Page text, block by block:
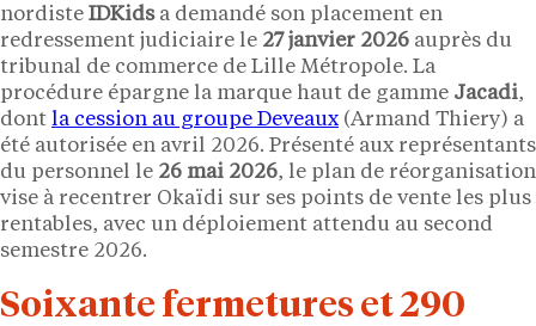
nordiste IDKidsa demandé son placement en
redressement judiciaire le 27 janvier 2026 auprès du
tribunal de commerce de Lille Métropole. La
procédure épargne la marque haut de gamme Jacadi,
dont la cession au groupe Deveaux (Armand Thiery) a
été autorisée en avril 2026. Présenté aux représentants
du personnel le 26 mai 2026, le plan de réorganisation
vise à recentrer Okaïdi sur ses points de vente les plus
rentables, avec un déploiement attendu au second
semestre 2026.
Soixante fermetures et 290